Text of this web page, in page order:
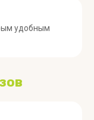
удобным